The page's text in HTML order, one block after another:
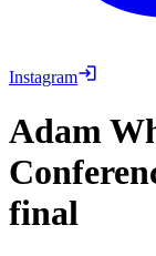
Instagram
Adam
final